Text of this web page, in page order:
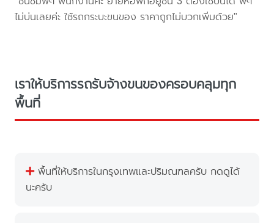
ไม่บ่นเลยค่ะ ใช้รถกระบะขนของ ราคาถูกไม่บวกเพิ่มด้วย"
เราให้บริการรถรับจ้างขนของครอบคลุมทุก
พื้นที่
พื้นที่ให้บริการในกรุงเทพและปริมณฑลครับ กดดูได้
นะครับ